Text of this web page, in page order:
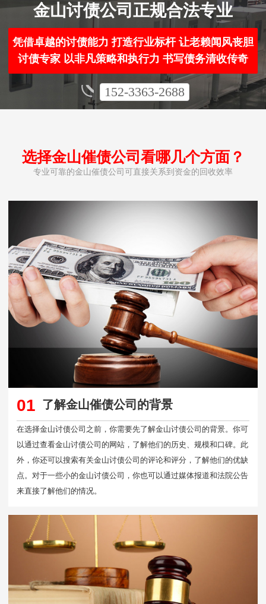
金山讨债公司正规合法专业
凭借卓越的讨债能力 打造行业标杆 让老赖闻风丧胆
讨债专家 以非凡策略和执行力 书写债务清收传奇
152-3363-2688
选择金山催债公司看哪几个方面？
专业可靠的金山催债公司可直接关系到资金的回收效率
01 了解金山催债公司的背景
在选择金山讨债公司之前，你需要先了解金山讨债公司的背景。你可
以通过查看金山讨债公司的网站，了解他们的历史、规模和口碑。此
外，你还可以搜索有关金山讨债公司的评论和评分，了解他们的优缺
点。对于一些小的金山讨债公司，你也可以通过媒体报道和法院公告
来直接了解他们的情况。